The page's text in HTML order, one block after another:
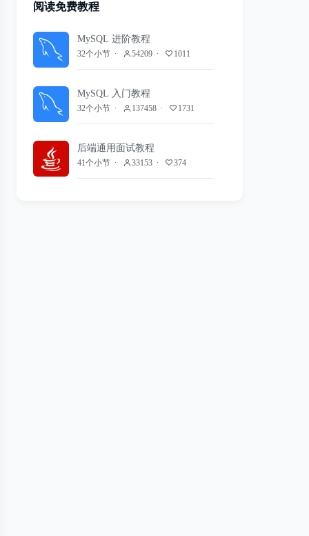
of table
阅读免费教程
MySQL 进阶教程
32个小节 54209 1011
MySQL 入门教程
32个小节 137458 1731
后端通用面试教程
41个小节 33153 374